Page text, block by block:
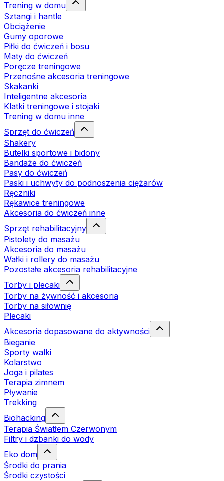
Trening w domu
Sztangi i hantle
Obciążenie
Gumy oporowe
Piłki do ćwiczeń i bosu
Maty do ćwiczeń
Poręcze treningowe
Przenośne akcesoria treningowe
Skakanki
Inteligentne akcesoria
Klatki treningowe i stojaki
Trening w domu inne
Sprzęt do ćwiczeń
Shakery
Butelki sportowe i bidony
Bandaże do ćwiczeń
Pasy do ćwiczeń
Paski i uchwyty do podnoszenia ciężarów
Ręczniki
Rękawice treningowe
Akcesoria do ćwiczeń inne
Sprzęt rehabilitacyjny
Pistolety do masażu
Akcesoria do masażu
Wałki i rollery do masażu
Pozostałe akcesoria rehabilitacyjne
Torby i plecaki
Torby na żywność i akcesoria
Torby na siłownię
Plecaki
Akcesoria dopasowane do aktywności
Bieganie
Sporty walki
Kolarstwo
Joga i pilates
Terapia zimnem
Pływanie
Trekking
Biohacking
Terapia Światłem Czerwonym
Filtry i dzbanki do wody
Eko dom
Środki do prania
Środki czystości